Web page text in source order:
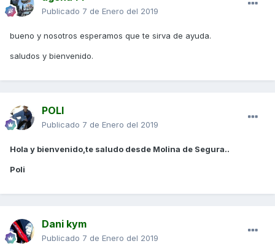
Publicado 7 de Enero del 2019
bueno y nosotros esperamos que te sirva de ayuda.
saludos y bienvenido.
POLI
Publicado 7 de Enero del 2019
Hola y bienvenido,te saludo desde Molina de Segura..
Poli
Dani kym
Publicado 7 de Enero del 2019